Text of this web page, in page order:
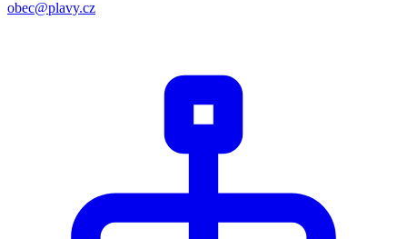
obec@plavy.cz